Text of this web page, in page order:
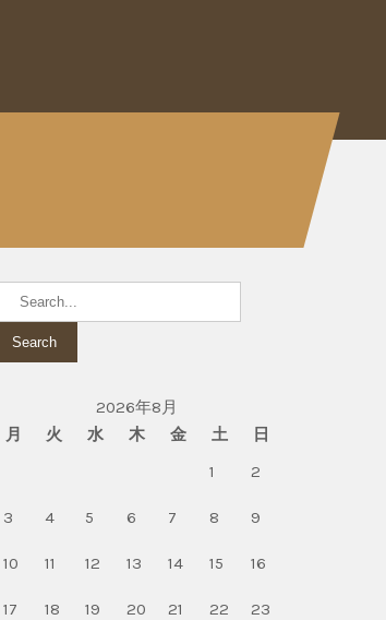
2026年8月
月
火 水 木 金 土
日
1
2
3 4 5 6 7 8 9
10 11 12 13 14 15 16
17 18 19 20 21 22 23